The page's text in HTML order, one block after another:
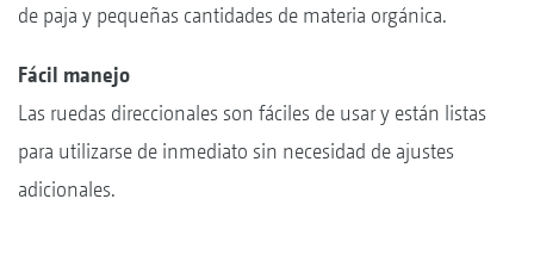
de paja y pequeñas cantidades de materia orgánica.
Fácil manejo
Las ruedas direccionales son fáciles de usar y están listas
para utilizarse de inmediato sin necesidad de ajustes
adicionales.